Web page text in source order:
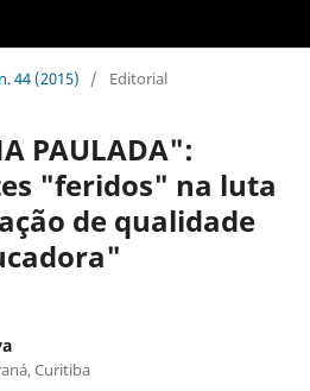
44 (2015) / Editorial
PAULADA":
"feridos" na luta
de qualidade
Curitiba